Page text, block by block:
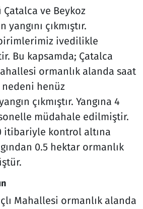
Çatalca ve Beykoz
çıkmıştır.
ivedilikle
Bu kapsamda; Çatalca
ormanlık alanda saat
nedeni henüz
çıkmıştır. Yangına 4
müdahale edilmiştir.
itibariyle kontrol altına
0.5 hektar ormanlık
Mahallesi ormanlık alanda